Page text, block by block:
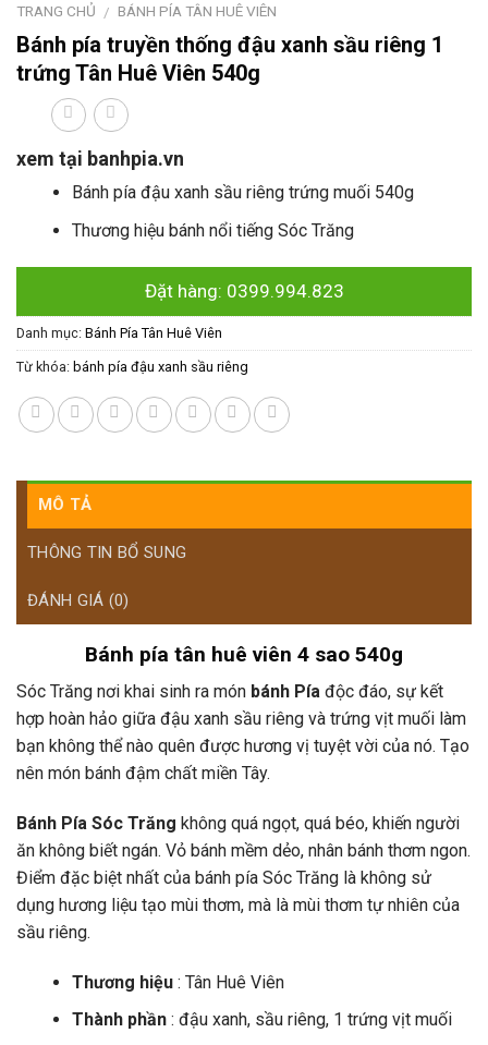
TRANG CHỦ / BÁNH PÍA TÂN HUÊ VIÊN
Bánh pía truyền thống đậu xanh sầu riêng 1
trứng Tân Huê Viên 540g
xem tại banhpia.vn
Bánh pía đậu xanh sầu riêng trứng muối 540g
Thương hiệu bánh nổi tiếng Sóc Trăng
Đặt hàng: 0399.994.823
Danh mục: Bánh Pía Tân Huê Viên
Từ khóa: bánh pía đậu xanh sầu riêng
MÔ TẢ
THÔNG TIN BỔ SUNG
ĐÁNH GIÁ (0)
Bánh pía tân huê viên 4 sao 540g
Sóc Trăng nơi khai sinh ra món bánh Pía độc đáo, sự kết
hợp hoàn hảo giữa đậu xanh sầu riêng và trứng vịt muối làm
bạn không thể nào quên được hương vị tuyệt vời của nó. Tạo
nên món bánh đậm chất miền Tây.
Bánh Pía Sóc Trăng không quá ngọt, quá béo, khiến người
ăn không biết ngán. Vỏ bánh mềm dẻo, nhân bánh thơm ngon.
Điểm đặc biệt nhất của bánh pía Sóc Trăng là không sử
dụng hương liệu tạo mùi thơm, mà là mùi thơm tự nhiên của
sầu riêng.
Thương hiệu: Tân Huê Viên
Thành phần: đậu xanh, sầu riêng, 1 trứng vịt muối